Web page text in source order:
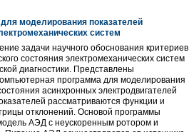
моделирования показателей
систем
задачи научного обоснования критериев
состояния электромеханических систем
диагностики. Представлены
программа для моделирования
асинхронных электродвигателей
рассматриваются функции и
отклонений. Основой программы
АЭД с неускоренным ротором и